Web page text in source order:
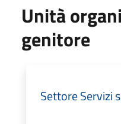
Unità
genitore
Settore Servizi